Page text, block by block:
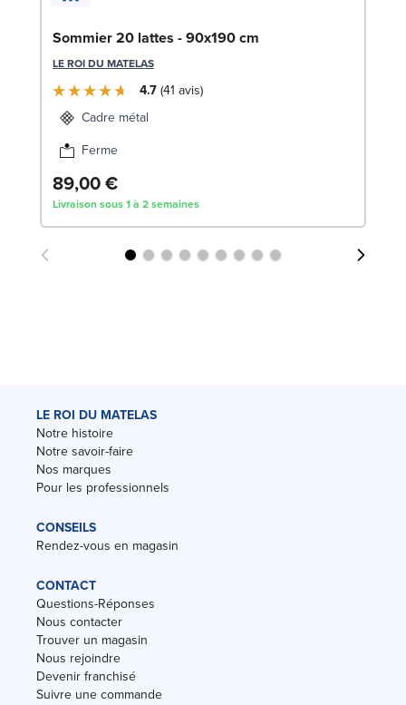
Sommier 20 lattes - 90x190 cm
LE ROI DU MATELAS
4.7 41 avis
Cadre métal
Ferme
89,00 €
Livraison sous 1 à 2 semaines
LE ROI DU MATELAS
Notre histoire
Notre savoir-faire
Nos marques
Pour les professionnels
CONSEILS
Rendez-vous en magasin
CONTACT
Questions-Réponses
Nous contacter
Trouver un magasin
Nous rejoindre
Devenir franchisé
Suivre une commande